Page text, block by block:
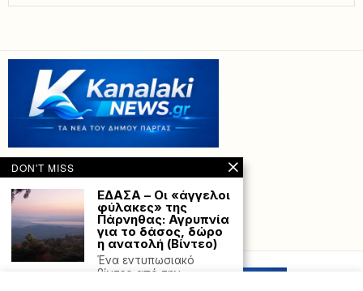
Powered with by Hostville”)
DON'T MISS
ΕΔΑΣΑ – Οι «άγγελοι
φύλακες» της
Πάρνηθας: Αγρυπνία
για το δάσος, δώρο
η ανατολή (Βίντεο)
Ένα εντυπωσιακό
βίντεο από την